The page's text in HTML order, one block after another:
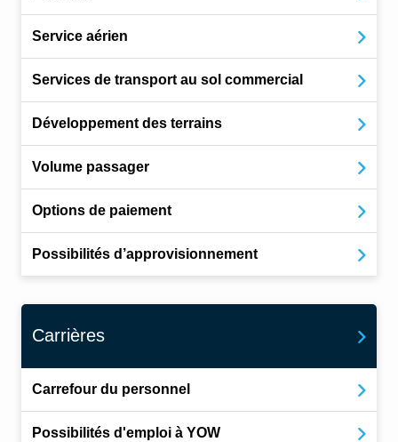
Service aérien
Services de transport au sol commercial
Développement des terrains
Volume passager
Options de paiement
Possibilités d’approvisionnement
Carrières
Carrefour du personnel
Possibilités d'emploi à YOW